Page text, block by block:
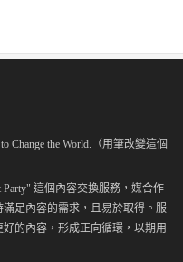
Change the World.（用筆改變這個
這個內容交換服務，媒合作
足內容的需求，且易於取得。服
的內容，形成正向循環，以期用